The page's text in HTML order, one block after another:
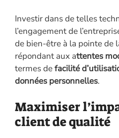
Investir dans de telles
l’engagement de
de bien-être à la pointe de
répondant aux attentes
termes defacilité
données personnelles.
Maximiser
client de qualité